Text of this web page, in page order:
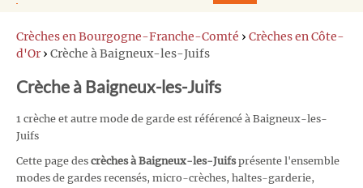
Crèches en Bourgogne-Franche-Comté › Crèches en Côte-
d'Or › Crèche à Baigneux-les-Juifs
Crèche à Baigneux-les-Juifs
1 crèche et autre mode de garde est référencé à Baigneux-les-
Juifs
Cette page des crèches à Baigneux-les-Juifsprésente l'ensemble
modes de gardes recensés, micro-crèches, haltes-garderie,